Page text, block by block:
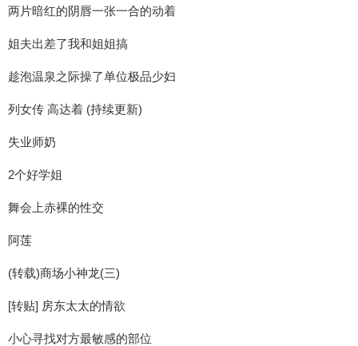
两片暗红的阴唇一张一合的动着
姐夫出差了我和姐姐搞
趁泡温泉之际操了单位极品少妇
列女传 高达着 (持续更新)
失业师奶
2个好学姐
舞会上赤裸的性交
阿莲
(转载)商场小神龙(三)
[转贴] 房东太太的情欲
小心寻找对方最敏感的部位